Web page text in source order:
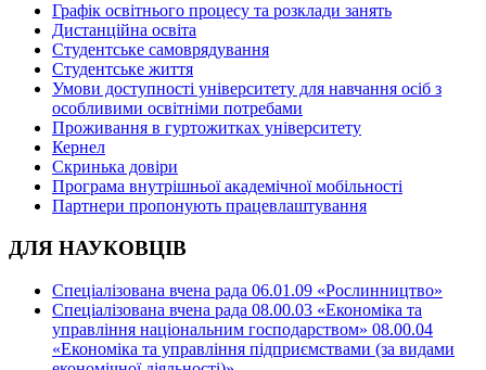
Графік освітнього процесу та розклади занять
Дистанційна освіта
Студентське самоврядування
Студентське життя
Умови доступності університету для навчання осіб з
особливими освітніми потребами
Проживання в гуртожитках університету
Кернел
Скринька довіри
Програма внутрішньої академічної мобільності
Партнери пропонують працевлаштування
ДЛЯ НАУКОВЦІВ
Спеціалізована вчена рада 06.01.09 «Рослинництво»
Спеціалізована вчена рада 08.00.03 «Економіка та
управління національним господарством» 08.00.04
«Економіка та управління підприємствами (за видами